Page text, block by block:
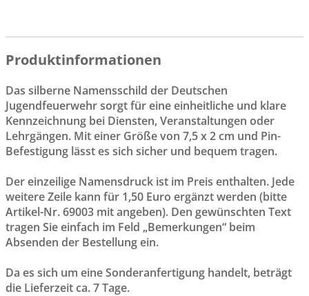
Produktinformationen
Das silberne Namensschild der Deutschen
Jugendfeuerwehr sorgt für eine einheitliche und klare
Kennzeichnung bei Diensten, Veranstaltungen oder
Lehrgängen. Mit einer Größe von 7,5 x 2 cm und Pin-
Befestigung lässt es sich sicher und bequem tragen.
Der einzeilige Namensdruck ist im Preis enthalten. Jede
weitere Zeile kann für 1,50 Euro ergänzt werden (bitte
Artikel-Nr. 69003 mit angeben). Den gewünschten Text
tragen Sie einfach im Feld „Bemerkungen“ beim
Absenden der Bestellung ein.
Da es sich um eine Sonderanfertigung handelt, beträgt
die Lieferzeit ca. 7 Tage.